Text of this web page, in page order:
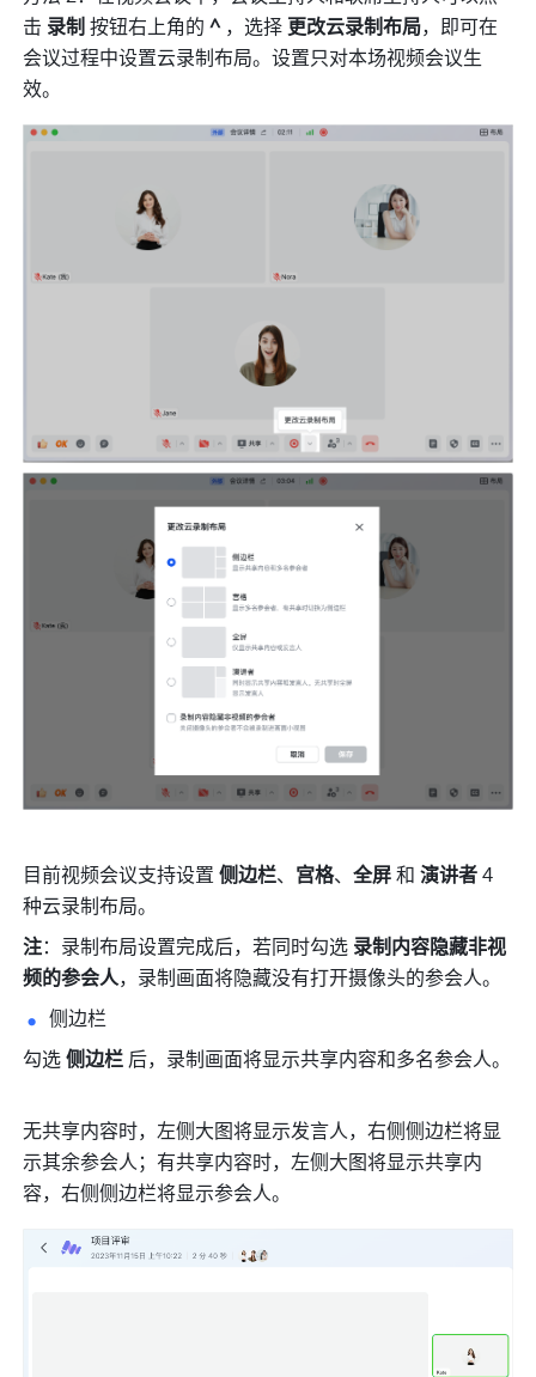
击 录制 按钮右上角的 ^ ，选择 更改云录制布局，即可在
会议过程中设置云录制布局。设置只对本场视频会议生
效。
目前视频会议支持设置 侧边栏、 宫格、全屏 和 演讲者 4
种云录制布局。
注：录制布局设置完成后，若同时勾选 录制内容隐藏非视
频的参会人，录制画面将隐藏没有打开摄像头的参会人。
侧边栏
勾选 侧边栏
无共享内容时，左侧大图将显示发言人，右侧侧边栏将显
示其余参会人；有共享内容时，左侧大图将显示共享内
容，右侧侧边栏将显示参会人。